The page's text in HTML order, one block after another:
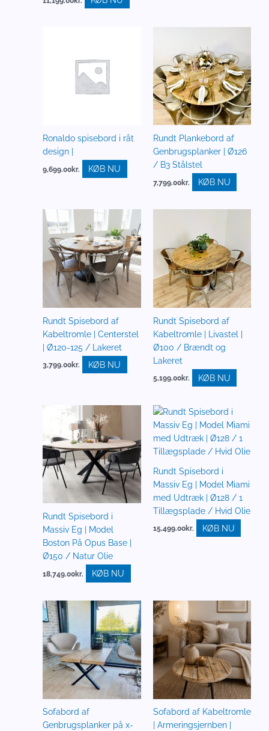
Ronaldo spisebord i råt
design |
9,699.00kr. KØB NU
Rundt Plankebord af
Genbrugsplanker | Ø126
/ B3 Stålstel
7,799.00kr. KØB NU
Rundt Spisebord af
Kabeltromle | Centerstel
| Ø120-125 / Lakeret
3,799.00kr. KØB NU
Rundt Spisebord af
Kabeltromle | Livastel |
Ø100 / Brændt og
Lakeret
5,199.00kr. KØB NU
Rundt Spisebord i
Massiv Eg | Model
Boston På Opus Base |
Ø150 / Natur Olie
18,749.00kr. KØB NU
Rundt Spisebord i
Massiv Eg | Model Miami
med Udtræk | Ø128 / 1
Tillægsplade / Hvid Olie
15,499.00kr. KØB NU
Sofabord af
Genbrugsplanker på x-
Sofabord af Kabeltromle
| Armeringsjernben |